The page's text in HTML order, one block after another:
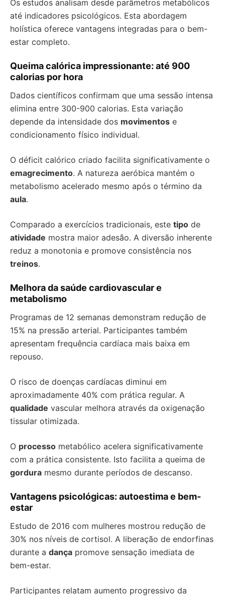
Os estudos analisam desde parâmetros metabólicos
até indicadores psicológicos. Esta abordagem
holística oferece vantagens integradas para o bem-
estar completo.
Queima calórica impressionante: até 900
calorias por hora
Dados científicos confirmam que uma sessão intensa
elimina entre 300-900 calorias. Esta variação
depende da intensidade dos movimentos e
condicionamento físico individual.
O déficit calórico criado facilita significativamente o
emagrecimento. A natureza aeróbica mantém o
metabolismo acelerado mesmo após o término da
aula.
Comparado a exercícios tradicionais, este tipo de
atividade mostra maior adesão. A diversão inherente
reduz a monotonia e promove consistência nos
treinos.
Melhora da saúde cardiovascular e
metabolismo
Programas de 12 semanas demonstram redução de
15% na pressão arterial. Participantes também
apresentam frequência cardíaca mais baixa em
repouso.
O risco de doenças cardíacas diminui em
aproximadamente 40% com prática regular. A
qualidade vascular melhora através da oxigenação
tissular otimizada.
O processo metabólico acelera significativamente
com a prática consistente. Isto facilita a queima de
gordura mesmo durante períodos de descanso.
Vantagens psicológicas: autoestima e bem-
estar
Estudo de 2016 com mulheres mostrou redução de
30% nos níveis de cortisol. A liberação de endorfinas
durante a dança promove sensação imediata de
bem-estar.
Participantes relatam aumento progressivo da